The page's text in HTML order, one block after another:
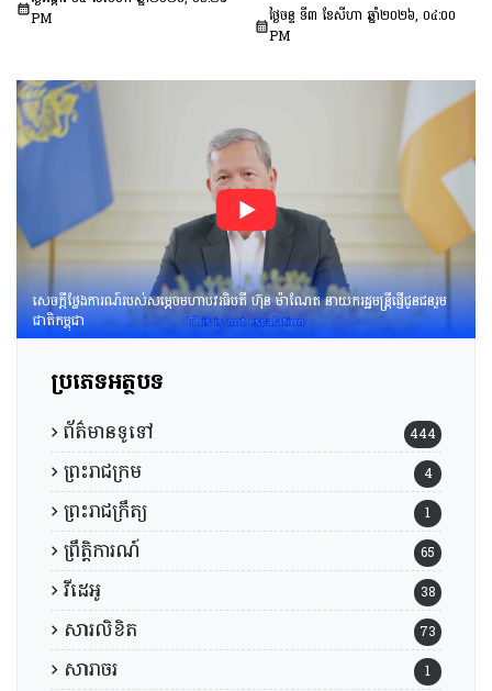
ប្រចាំកម្ពុជា
PM
ក្រោមអធិបតីភាព ឯកឧត្តម លី
ច័ន្ទតុលា រដ្ឋលេខាធិការទីស្តីការ
ប្រធានក្រុមទី២នៃក្រុមប្រឹក្សាអ្នក
ច្បាប់ និងឯកឧត្ដម នៅ ប៉ោនន័រ
អនុប្រធាននិងជាប្រធាន
ក្រុមទី១នៃក្រុមប្រឹក្សាសេដ្ឋកិច្ច
សង្គមកិច្ច និងវប្បធម៌ ដើម្បីពិនិត្យ
និងពិភាក្សាលើ​«សេចក្ដីព្រាង
អនុក្រឹត្យស្ដីពី​ការគ្រប់គ្រង
អាកាសយានគ្មាន
មនុស្សបើក(ដ្រូន)»។
ថ្ងៃចន្ទ ទី៣ ខែសីហា ឆ្នាំ២០២៦, ០៤:០០
PM
សេចក្តីថ្លែងការណ៍របស់សម្តេចមហាបវរធិបតី ហ៊ុន ម៉ាណែត នាយករដ្ឋមន្រ្តីផ្ញើជូនជនរួម
ជាតិកម្ពុជា
ប្រភេទអត្ថបទ
ព័ត៌មានទូទៅ 444
ព្រះរាជក្រម 4
ព្រះរាជក្រឹត្យ 1
ព្រឹត្តិការណ៍ 65
វីដេអូ 38
សារលិខិត 73
សារាចរ 1